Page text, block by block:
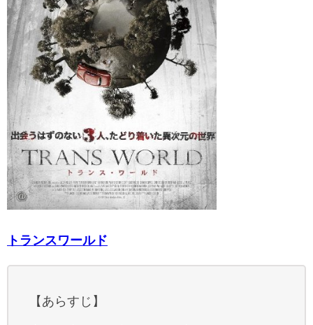
トランスワールド
【あらすじ】